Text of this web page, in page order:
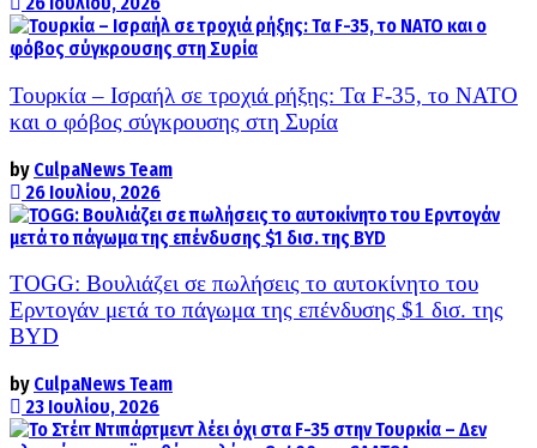
Τουρκία – Ισραήλ σε τροχιά ρήξης: Τα F-35, το ΝΑΤΟ
και ο φόβος σύγκρουσης στη Συρία
by CulpaNews Team
26 Ιουλίου, 2026
TOGG: Βουλιάζει σε πωλήσεις το αυτοκίνητο του
Ερντογάν μετά το πάγωμα της επένδυσης $1 δισ. της
BYD
by CulpaNews Team
23 Ιουλίου, 2026